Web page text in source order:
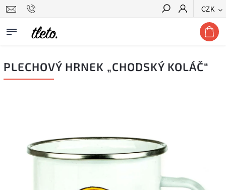
CZK
Hledat
PLECHOVÝ HRNEK „CHODSKÝ KOLÁČ“